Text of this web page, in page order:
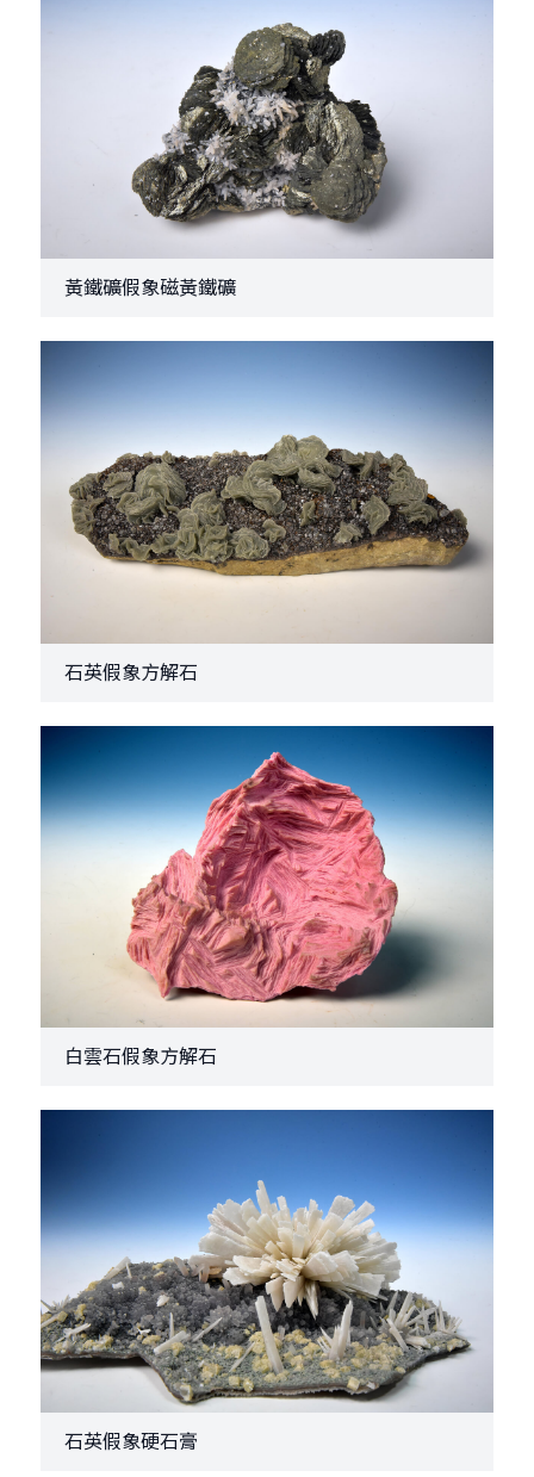
黃鐵礦假象磁黃鐵礦
石英假象方解石
白雲石假象方解石
石英假象硬石膏